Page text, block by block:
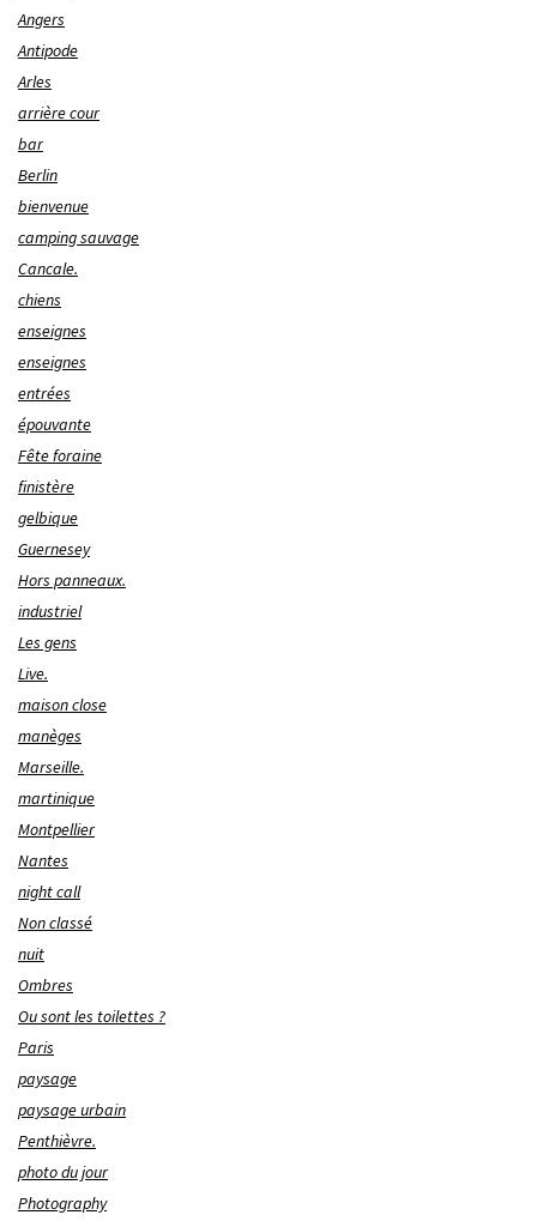
Angers
Antipode
Arles
arrière cour
bar
Berlin
bienvenue
camping sauvage
Cancale.
chiens
enseignes
enseignes
entrées
épouvante
Fête foraine
finistère
gelbique
Guernesey
Hors panneaux.
industriel
Les gens
Live.
maison close
manèges
Marseille.
martinique
Montpellier
Nantes
night call
Non classé
nuit
Ombres
Ou sont les toilettes ?
Paris
paysage
paysage urbain
Penthièvre.
photo du jour
Photography